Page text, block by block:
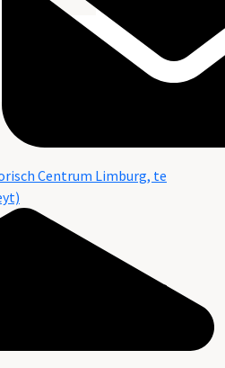
Centrum Limburg, te